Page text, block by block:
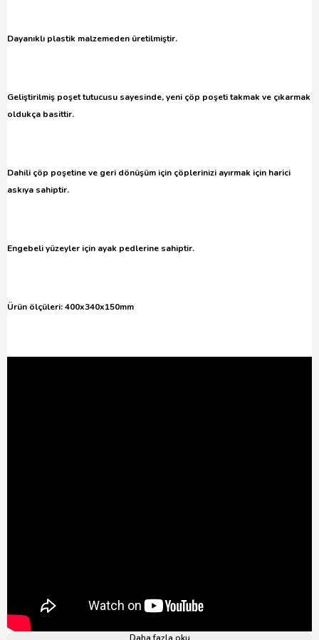
Dayanıklı plastik malzemeden üretilmiştir.
Geliştirilmiş poşet tutucusu sayesinde, yeni çöp poşeti takmak ve çıkarmak
oldukça basittir.
Dahili çöp poşetine ve geri dönüşüm için çöplerinizi ayırmak için harici
askıya sahiptir.
Engebeli yüzeyler için ayak pedlerine sahiptir.
Ürün ölçüleri: 400x340x150mm